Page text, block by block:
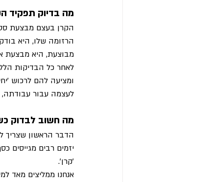
מה בדיוק תפקיד
הקרן בעצם מבצעת סט
הרזומה שלו, היא
מבוצעת, היא מבצעת
לאחר כל הבדיקות
ומציעה להם לרכוש
לעצמה עבור עבודתה,
מה חשוב לבדוק
הדבר הראשון שצריך
יזמים רבים מגייסים
'קרן'.
אנחנו ממליצים מאד